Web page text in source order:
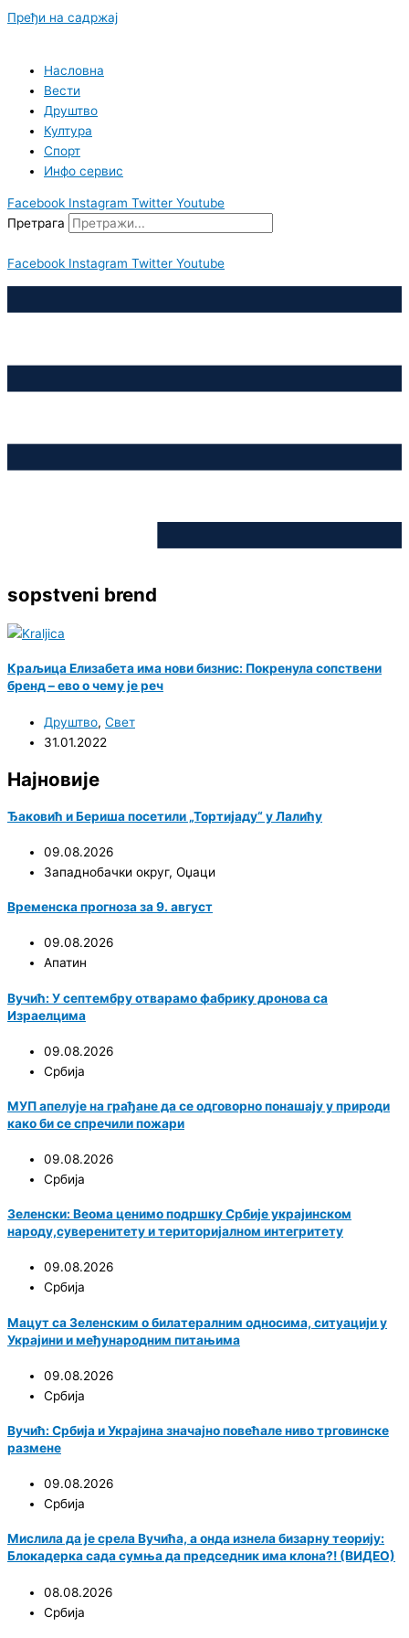
Пређи на садржај
Насловна
Вести
Друштво
Култура
Спорт
Инфо сервис
Facebook Instagram Twitter Youtube
Претрага
Facebook Instagram Twitter Youtube
sopstveni brend
Краљица Елизабета има нови бизнис: Покренула сопствени
бренд – ево о чему је реч
Друштво, Свет
31.01.2022
Најновије
Ђаковић и Бериша посетили „Тортијаду“ у Лалићу
09.08.2026
Западнобачки округ, Оџаци
Временска прогноза за 9. август
09.08.2026
Апатин
Вучић: У септембру отварамо фабрику дронова са
Израелцима
09.08.2026
Србија
МУП апелује на грађане да се одговорно понашају у природи
како би се спречили пожари
09.08.2026
Србија
Зеленски: Веома ценимо подршку Србије украјинском
народу,суверенитету и територијалном интегритету
09.08.2026
Србија
Мацут са Зеленским о билатералним односима, ситуацији у
Украјини и међународним питањима
09.08.2026
Србија
Вучић: Србија и Украјина значајно повећале ниво трговинске
размене
09.08.2026
Србија
Мислила да је срела Вучића, а онда изнела бизарну теорију:
Блокадерка сада сумња да председник има клона?! (ВИДЕО)
08.08.2026
Србија